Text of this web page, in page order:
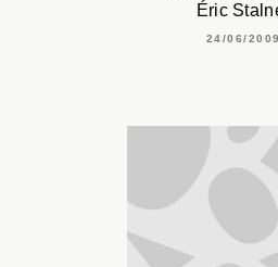
Éric
24/06/2009